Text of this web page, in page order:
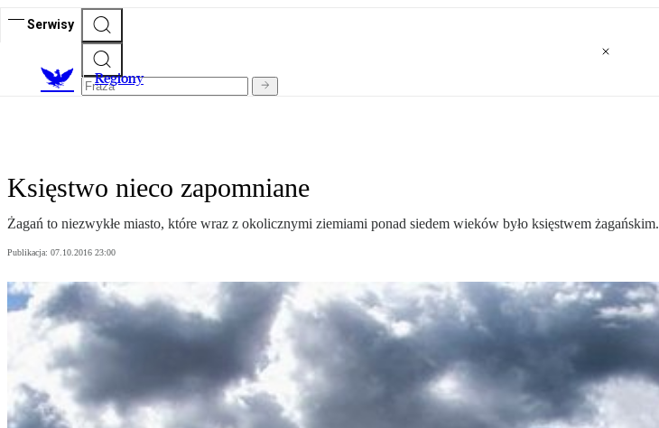
Serwisy
Regiony
Księstwo nieco zapomniane
Żagań to niezwykłe miasto, które wraz z okolicznymi ziemiami ponad siedem wieków było księstwem żagańskim.
Publikacja: 07.10.2016 23:00